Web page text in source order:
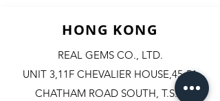
HONG KONG
REAL GEMS CO., LTD.
UNIT 3,11F CHEVALIER HOUSE,45-51
CHATHAM ROAD SOUTH, T.S.T.